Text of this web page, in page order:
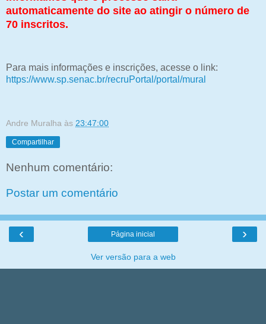
automaticamente do site ao atingir o número de
70 inscritos.
Para mais informações e inscrições, acesse o link:
https://www.sp.senac.br/recruPortal/portal/mural
Andre Muralha às 23:47:00
Compartilhar
Nenhum comentário:
Postar um comentário
‹ ›
Página inicial
Ver versão para a web